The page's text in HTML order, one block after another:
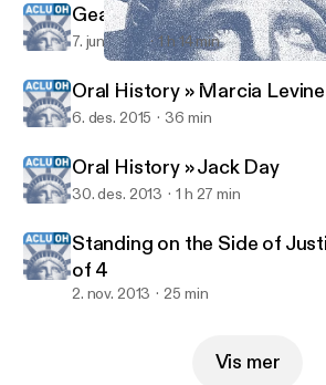
ACLU of Ohio Audio
Gearing Up for the RNC
7. juni 2016 1 h 14 min
Oral History » Marcia Levine
6. des. 2015 36 min
Oral History » Jack Day
30. des. 2013 1 h 27 min
Standing on the Side of
of 4
2. nov. 2013 25 min
Vis mer